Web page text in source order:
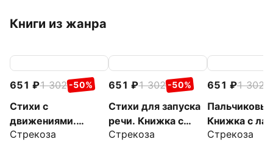
Книги из жанра
651 1 302 -50%
Стихи с
движениями.
Книжка с лапками
Стрекоза
651 1 302 -50%
Стихи для запуска
речи. Книжка с
лапками
Стрекоза
651 1 302
Книжка с
Стрекоза